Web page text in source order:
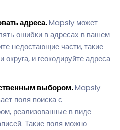
адреса.Mapsly может
ошибки в адресах в вашем
недостающие части, такие
округа, и геокодируйте адреса
выбором.Mapsly
поля поиска с
реализованные в виде
Такие поля можно